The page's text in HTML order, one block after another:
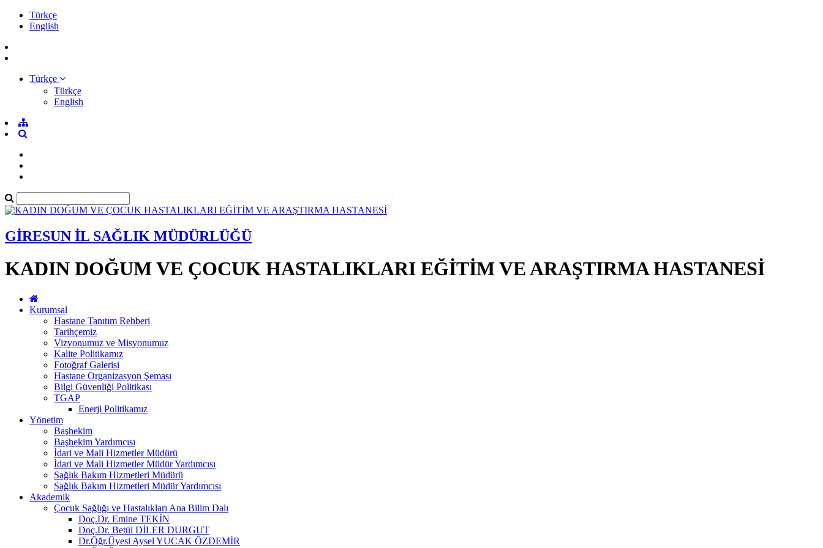
Türkçe
English
Türkçe
Türkçe
English
GİRESUN İL SAĞLIK MÜDÜRLÜĞÜ
KADIN DOĞUM VE ÇOCUK HASTALIKLARI EĞİTİM VE ARAŞTIRMA HASTANESİ
Kurumsal
Hastane Tanıtım Rehberi
Tarihçemiz
Vizyonumuz ve Misyonumuz
Kalite Politikamız
Fotoğraf Galerisi
Hastane Organizasyon Şeması
Bilgi Güvenliği Politikası
TGAP
Enerji Politikamız
Yönetim
Başhekim
Başhekim Yardımcısı
İdari ve Mali Hizmetler Müdürü
İdari ve Mali Hizmetler Müdür Yardımcısı
Sağlık Bakım Hizmetleri Müdürü
Sağlık Bakım Hizmetleri Müdür Yardımcısı
Akademik
Çocuk Sağlığı ve Hastalıkları Ana Bilim Dalı
Doç.Dr. Emine TEKİN
Doç.Dr. Betül DİLER DURGUT
Dr.Öğr.Üyesi Aysel YUCAK ÖZDEMİR